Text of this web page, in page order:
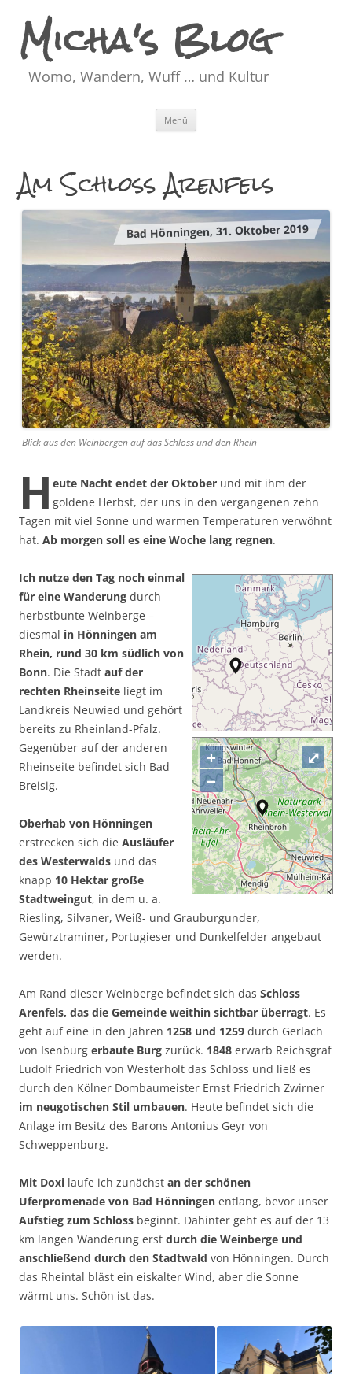
Micha's Blog
Womo, Wandern, Wuff … und Kultur
Menü
Am Schloss Arenfels
Bad Hönningen, 31. Oktober 2019
Blick aus den Weinbergen auf das Schloss und den Rhein
H eute Nacht endet der Oktober und mit ihm der
goldene Herbst, der uns in den vergangenen zehn
Tagen mit viel Sonne und warmen Temperaturen verwöhnt
hat. Ab morgen soll es eine Woche lang regnen.
+
−
⤢
Ich nutze den Tag noch einmal
für eine Wanderung durch
herbstbunte Weinberge –
diesmal in Hönningen am
Rhein, rund 30 km südlich von
Bonn. Die Stadt auf der
rechten Rheinseite liegt im
Landkreis Neuwied und gehört
bereits zu Rheinland-Pfalz.
Gegenüber auf der anderen
Rheinseite befindet sich Bad
Breisig.
Oberhab von Hönningen
erstrecken sich die Ausläufer
des Westerwalds und das
knapp 10 Hektar große
Stadtweingut, in dem u. a.
Riesling, Silvaner, Weiß- und Grauburgunder,
Gewürztraminer, Portugieser und Dunkelfelder angebaut
werden.
Am Rand dieser Weinberge befindet sich das Schloss
Arenfels, das die Gemeinde weithin sichtbar überragt. Es
geht auf eine in den Jahren 1258 und 1259 durch Gerlach
von Isenburg erbaute Burg zurück. 1848 erwarb Reichsgraf
Ludolf Friedrich von Westerholt das Schloss und ließ es
durch den Kölner Dombaumeister Ernst Friedrich Zwirner
im neugotischen Stil umbauen. Heute befindet sich die
Anlage im Besitz des Barons Antonius Geyr von
Schweppenburg.
Mit Doxi laufe ich zunächst an der schönen
Uferpromenade von Bad Hönningen entlang, bevor unser
Aufstieg zum Schloss beginnt. Dahinter geht es auf der 13
km langen Wanderung erst durch die Weinberge und
anschließend durch den Stadtwald von Hönningen. Durch
das Rheintal bläst ein eiskalter Wind, aber die Sonne
wärmt uns. Schön ist das.